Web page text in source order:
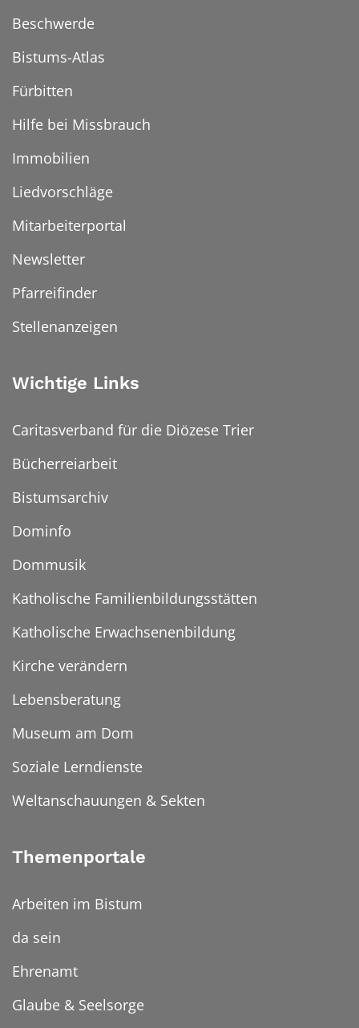
Beschwerde
Bistums-Atlas
Fürbitten
Hilfe bei Missbrauch
Immobilien
Liedvorschläge
Mitarbeiterportal
Newsletter
Pfarreifinder
Stellenanzeigen
Wichtige Links
Caritasverband für die Diözese Trier
Bücherreiarbeit
Bistumsarchiv
Dominfo
Dommusik
Katholische Familienbildungsstätten
Katholische Erwachsenenbildung
Kirche verändern
Lebensberatung
Museum am Dom
Soziale Lerndienste
Weltanschauungen & Sekten
Themenportale
Arbeiten im Bistum
da sein
Ehrenamt
Glaube & Seelsorge